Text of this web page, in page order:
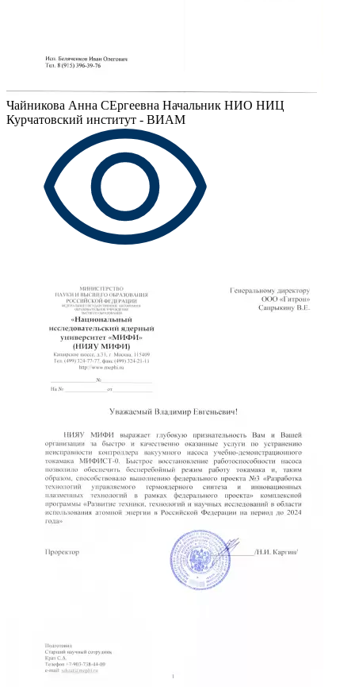
Чайникова Анна СЕргеевна Начальник НИО НИЦ
Курчатовский институт - ВИАМ